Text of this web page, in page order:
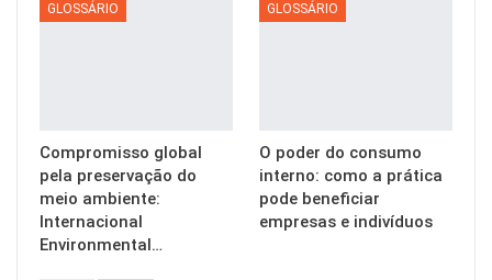
GLOSSÁRIO
Compromisso global
pela preservação do
meio ambiente:
Internacional
Environmental…
GLOSSÁRIO
O poder do consumo
interno: como a prática
pode beneficiar
empresas e indivíduos